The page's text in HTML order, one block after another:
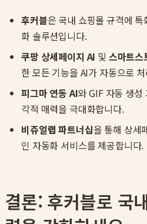
후커블은 국내 쇼핑몰 규격에
화 솔루션입니다.
쿠팡 상세페이지 AI 및 스마트스
한 모든 기능을 AI가 자동으로
피그마 연동 AI와 GIF 자동 생성
각적 매력을 극대화합니다.
비쥬얼랩 파트너십을 통해 상세
인 자동화 서비스를 제공합니다.
결론: 후커블로 국